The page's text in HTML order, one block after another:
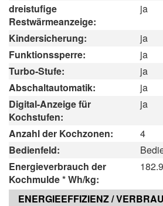
dreistufige
Restwärmeanzeige:
ja
Kindersicherung:
ja
Funktionssperre:
ja
Turbo-Stufe:
ja
Abschaltautomatik:
ja
Digital-Anzeige für
Kochstufen:
ja
Anzahl der Kochzonen:
4
Bedienfeld:
Energieverbrauch der
Kochmulde * Wh/kg:
182.9
ENERGIEEFFIZIENZ /